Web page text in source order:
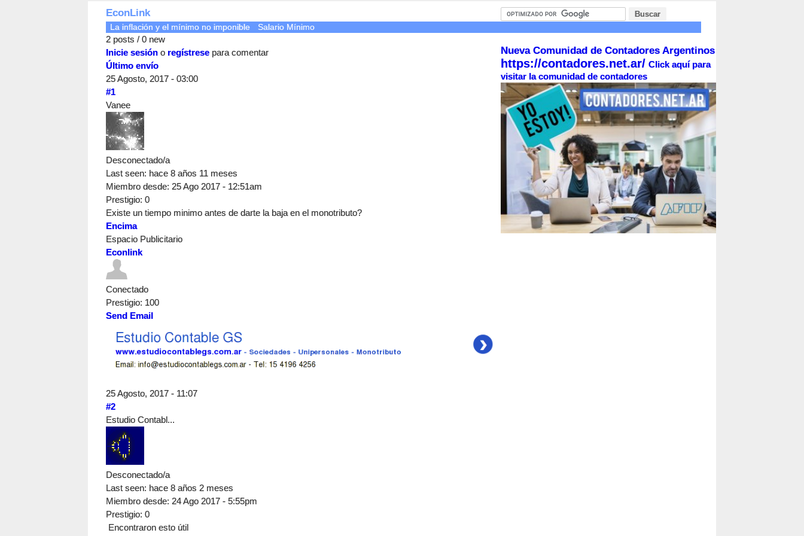
EconLink
La inflación y el mínimo no imponible Salario Mínimo
2 posts / 0 new
Inicie sesión o regístrese para comentar
Último envío
25 Agosto, 2017 - 03:00
#1
Vanee
Desconectado/a
Last seen: hace 8 años 11 meses
Miembro desde: 25 Ago 2017 - 12:51am
Prestigio: 0
Existe un tiempo minimo antes de darte la baja en el monotributo?
Encima
Espacio Publicitario
Econlink
Conectado
Prestigio: 100
Send Email
25 Agosto, 2017 - 11:07
#2
Estudio Contabl...
Desconectado/a
Last seen: hace 8 años 2 meses
Miembro desde: 24 Ago 2017 - 5:55pm
Prestigio: 0
Encontraron esto útil
Nueva Comunidad de Contadores Argentinos
https://contadores.net.ar/ Click aquí para
visitar la comunidad de contadores